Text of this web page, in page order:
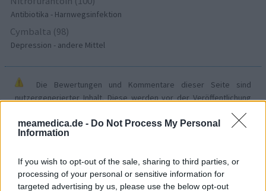
meamedica.de - Do Not Process My Personal
Information
If you wish to opt-out of the sale, sharing to third parties, or
processing of your personal or sensitive information for
targeted advertising by us, please use the below opt-out
Antibiotika - Harnwegsinfektion
Cymbalta (98)
Depression - andere Mittel
Die Bewertungen und Kommentare dieser Seite sind
nutzergenerierter Inhalt. Diese werden vor der Veröffentlichung
Arzneimittel- und Gesundheitszustand) zu entsprechen. Wir
setzen von unseren Benutzern keine nachgewiesenen
auszutauschen. Auf diese Weise geben die beschriebenen
Meinungen und Erfahrungen nur die Ansichten der jeweiligen
Autoren wieder und nicht jene des Eigentümers dieser Website.